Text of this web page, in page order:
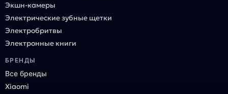
Экшн-камеры
Электрические зубные щетки
Электробритвы
Электронные книги
БРЕНДЫ
Все бренды
Xiaomi